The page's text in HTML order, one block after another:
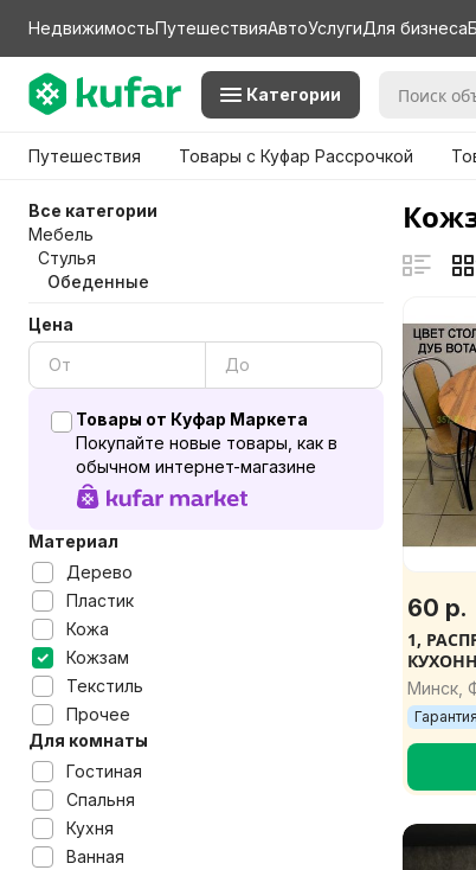
НедвижимостьПутешествияАвтоУслугиДля бизнеса
Категории
Путешествия Товары с Куфар Рассрочкой
Все категории
Мебель
Стулья
Обеденные
Цена
Товары от Куфар Маркета
Покупайте новые товары, как в
обычном интернет-магазине
Материал
Дерево
Пластик
Кожа
Кожзам
Текстиль
Прочее
Для комнаты
Гостиная
Спальня
Кухня
Ванная
60 р.
1,
Минск,
Гарантия